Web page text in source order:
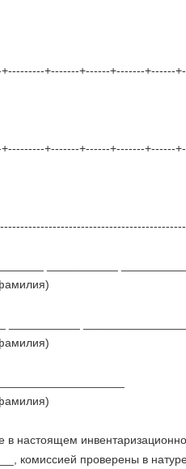
+-------+------+-------+------
+-------+------+-------+------
___________
___________
в настоящем
комиссией проверены в